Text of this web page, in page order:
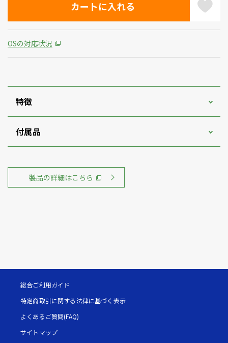
OSの対応状況
特徴
付属品
製品の詳細はこちら
総合ご利用ガイド
特定商取引に関する法律に基づく表示
よくあるご質問(FAQ)
サイトマップ